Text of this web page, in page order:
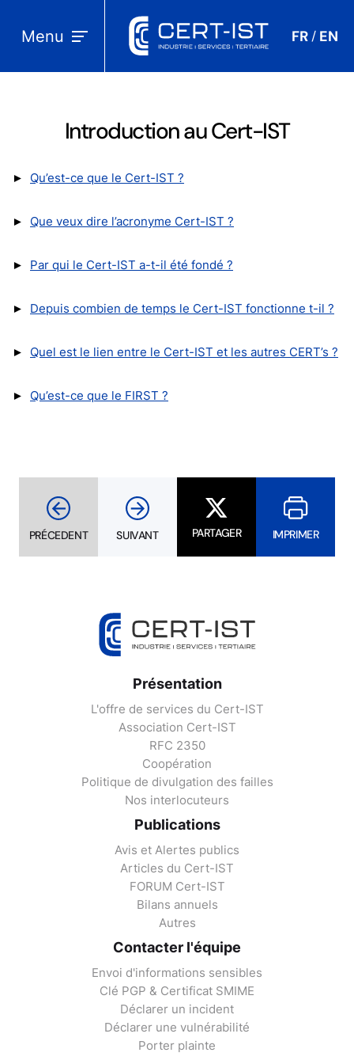
Menu FR / EN
Introduction au Cert-IST
► Qu’est-ce que le Cert-IST ?
► Que veux dire l’acronyme Cert-IST ?
► Par qui le Cert-IST a-t-il été fondé ?
► Depuis combien de temps le Cert-IST fonctionne t-il ?
► Quel est le lien entre le Cert-IST et les autres CERT’s ?
► Qu’est-ce que le FIRST ?
PRÉCEDENT SUIVANT PARTAGER IMPRIMER
Présentation
L'offre de services du Cert-IST
Association Cert-IST
RFC 2350
Coopération
Politique de divulgation des failles
Nos interlocuteurs
Publications
Avis et Alertes publics
Articles du Cert-IST
FORUM Cert-IST
Bilans annuels
Autres
Contacter l'équipe
Envoi d'informations sensibles
Clé PGP & Certificat SMIME
Déclarer un incident
Déclarer une vulnérabilité
Porter plainte